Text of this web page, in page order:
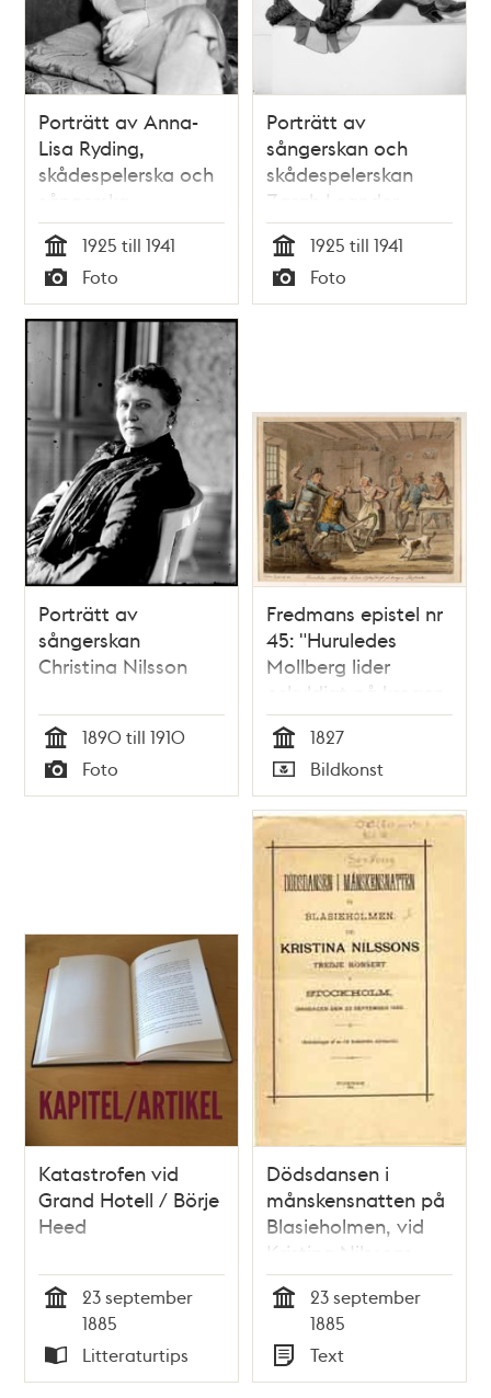
Porträtt av Anna-
Lisa Ryding,
skådespelerska och
sångerska
Tid
1925 till 1941
Typ
Foto
Porträtt av
sångerskan och
skådespelerskan
Zarah Leander
Tid
1925 till 1941
Typ
Foto
Porträtt av
sångerskan
Christina Nilsson
Tid
1890 till 1910
Typ
Foto
Fredmans epistel nr
45: "Huruledes
Mollberg lider
oskyldigt på krogen
Rostock"
Tid
1827
Typ
Bildkonst
Katastrofen vid
Grand Hotell / Börje
Heed
23 september
1885
Typ
Litteraturtips
Dödsdansen i
månskensnatten på
Blasieholmen, vid
Kristina Nilssons
tredje konsert i
Stockholm,
onsdagen den 23
september 1885 :
anteckningar / af en
23 september
1885
Typ
Text